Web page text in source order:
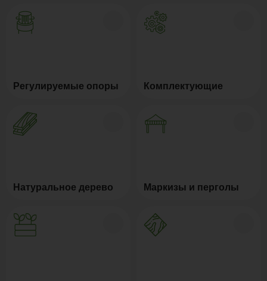
Регулируемые опоры Комплектующие
Натуральное дерево Маркизы и перголы